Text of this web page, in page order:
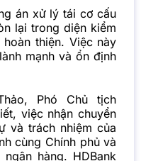
án xử lý tái cơ cấu
lại trong diện kiểm
thiện. Việc này
mạnh và ổn định
Phó Chủ tịch
việc nhận chuyển
và trách nhiệm của
cùng Chính phủ và
hàng. HDBank